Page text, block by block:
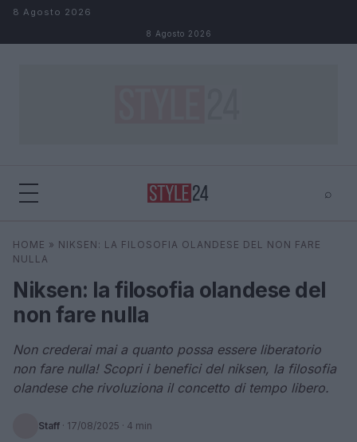
Salta al contenuto
8 Agosto 2026
8 Agosto 2026
⌕
Cerca ⌕
HOME » NIKSEN: LA FILOSOFIA OLANDESE DEL NON FARE
NULLA
Niksen: la filosofia olandese del
non fare nulla
Non crederai mai a quanto possa essere liberatorio
non fare nulla! Scopri i benefici del niksen, la filosofia
olandese che rivoluziona il concetto di tempo libero.
Staff · 17/08/2025 · 4 min